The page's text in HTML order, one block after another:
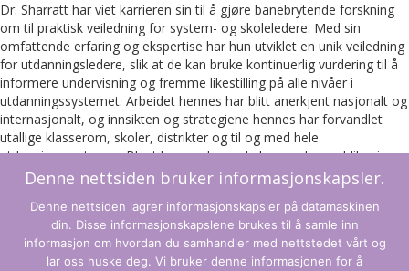
Dr. Sharratt har viet karrieren sin til å gjøre banebrytende forskning
om til praktisk veiledning for system- og skoleledere. Med sin
omfattende erfaring og ekspertise har hun utviklet en unik veiledning
for utdanningsledere, slik at de kan bruke kontinuerlig vurdering til å
informere undervisning og fremme likestilling på alle nivåer i
utdanningssystemet. Arbeidet hennes har blitt anerkjent nasjonalt og
internasjonalt, og innsikten og strategiene hennes har forvandlet
utallige klasserom, skoler, distrikter og til og med hele
utdanningssystemer. Blant hennes bemerkelsesverdige publikasjoner
finner viKLARHET: Hva som betyr mest i læring, undervisning og
ledelse (Corwin, 2019), Sette ANSIKT på dataene (10-
årsjubileumsutgave, med Michael Fullan, Corwin, 2022), og Lære å
lytte og lytte for å lære: Styrke synlig klarhet, med John Hattie,
(Corwin, 2025).
Denne nettsiden bruker informasjonskapsler.
Denne nettsiden lagrer informasjonskapsler på datamaskinen
din. Disse informasjonskapslene brukes til å samle inn
informasjon om hvordan du samhandler med nettstedet vårt og
lar oss huske deg. Vi bruker denne informasjonen for å